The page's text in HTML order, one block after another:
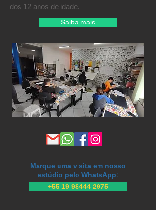
dos 12 anos de idade.
Saiba mais
Marque uma visita em nosso
estúdio pelo WhatsApp:
+55 19 98444 2975